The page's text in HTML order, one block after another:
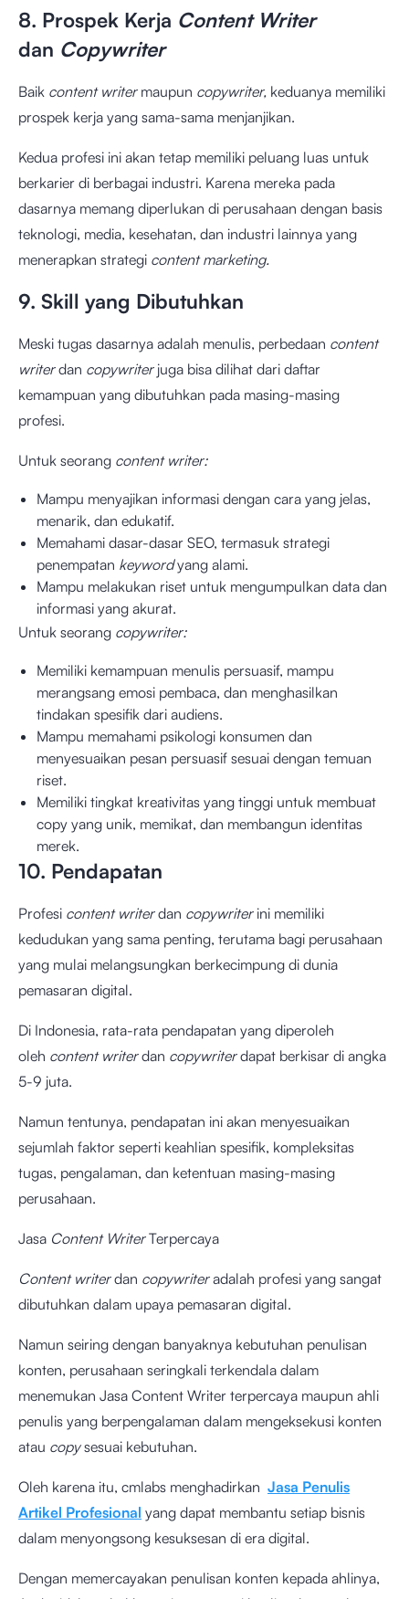
8. Prospek Kerja Content Writer
dan Copywriter
Baik content writer maupun copywriter, keduanya memiliki
prospek kerja yang sama-sama menjanjikan.
Kedua profesi ini akan tetap memiliki peluang luas untuk
berkarier di berbagai industri. Karena mereka pada
dasarnya memang diperlukan di perusahaan dengan basis
teknologi, media, kesehatan, dan industri lainnya yang
menerapkan strategi content marketing.
9. Skill yang Dibutuhkan
Meski tugas dasarnya adalah menulis, perbedaan content
writerdan copywriter juga bisa dilihat dari daftar
kemampuan yang dibutuhkan pada masing-masing
profesi.
Untuk seorang content writer:
Mampu menyajikan informasi dengan cara yang jelas,
menarik, dan edukatif.
Memahami dasar-dasar SEO, termasuk strategi
penempatan keywordyang alami.
Mampu melakukan riset untuk mengumpulkan data dan
informasi yang akurat.
Untuk seorang copywriter:
Memiliki kemampuan menulis persuasif, mampu
merangsang emosi pembaca, dan menghasilkan
tindakan spesifik dari audiens.
Mampu memahami psikologi konsumen dan
menyesuaikan pesan persuasif sesuai dengan temuan
riset.
Memiliki tingkat kreativitas yang tinggi untuk membuat
copy yang unik, memikat, dan membangun identitas
merek.
10. Pendapatan
Profesi content writerdan copywriterini memiliki
kedudukan yang sama penting, terutama bagi perusahaan
yang mulai melangsungkan berkecimpung di dunia
pemasaran digital.
Di Indonesia, rata-rata pendapatan yang diperoleh
oleh content writerdan copywriterdapat berkisar di angka
5-9 juta.
Namun tentunya, pendapatan ini akan menyesuaikan
sejumlah faktor seperti keahlian spesifik, kompleksitas
tugas, pengalaman, dan ketentuan masing-masing
perusahaan.
Jasa Content WriterTerpercaya
Content writerdan copywriteradalah profesi yang sangat
dibutuhkan dalam upaya pemasaran digital.
Namun seiring dengan banyaknya kebutuhan penulisan
konten, perusahaan seringkali terkendala dalam
menemukan Jasa Content Writer terpercaya maupun ahli
penulis yang berpengalaman dalam mengeksekusi konten
atau copysesuai kebutuhan.
Oleh karena itu, cmlabs menghadirkan Jasa Penulis
Artikel Profesional yang dapat membantu setiap bisnis
dalam menyongsong kesuksesan di era digital.
Dengan memercayakan penulisan konten kepada ahlinya,